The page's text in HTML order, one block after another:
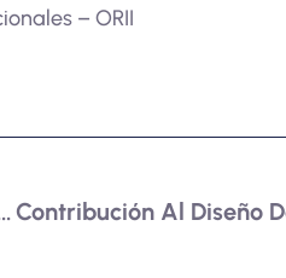
– ORII
Universidad Católica Luis Amigó